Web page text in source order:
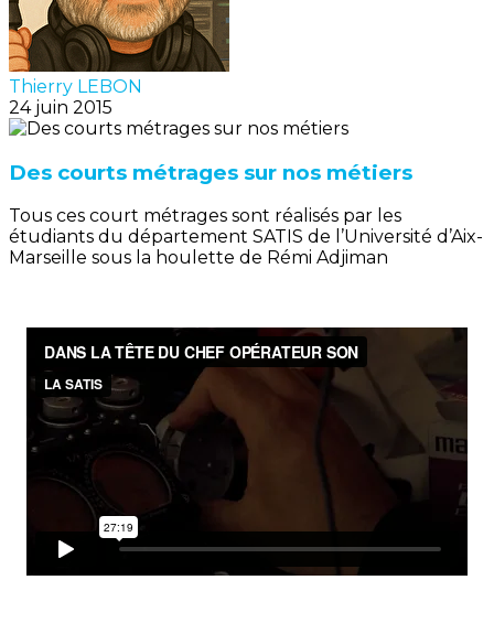
Thierry LEBON
24 juin 2015
Des courts métrages sur nos métiers
Tous ces court métrages sont réalisés par les
étudiants du département SATIS de l’Université d’Aix-
Marseille sous la houlette de Rémi Adjiman